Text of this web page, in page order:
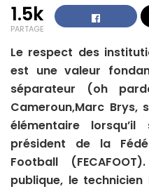
1.5k
PARTAGE
Le respect des
est une valeur
séparateur (oh
Cameroun,Marc Brys,
élémentaire lorsqu’il
président de la
Football
publique, le